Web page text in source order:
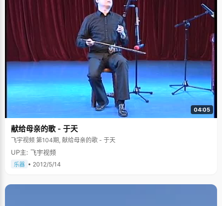
04:05
献给母亲的歌 - 于天
飞宇视频 第104期, 献给母亲的歌 - 于天
UP主: 飞宇视频
乐器 • 2012/5/14